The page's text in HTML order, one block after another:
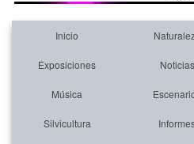
Inicio
Exposiciones Noticias
Música
Silvicultura